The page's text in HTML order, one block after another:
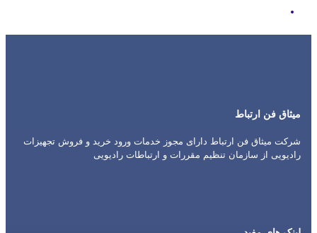
میثاق فن ارتباط
شرکت میثاق فن ارتباط دارای مجوز خدمات ورود خرید و فروش تجهیزات
رادیویی از سازمان تنظیم مقررات و ارتباطات رادیویی